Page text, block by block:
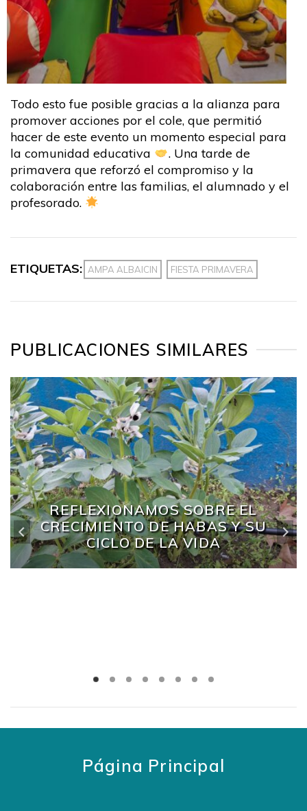
Todo esto fue posible gracias a la alianza para
promover acciones por el cole, que permitió
hacer de este evento un momento especial para
la comunidad educativa
. Una tarde de
primavera que reforzó el compromiso y la
colaboración entre las familias, el alumnado y el
profesorado.
ETIQUETAS: AMPA ALBAICIN FIESTA PRIMAVERA
PUBLICACIONES SIMILARES
REFLEXIONAMOS SOBRE EL
CRECIMIENTO DE HABAS Y SU
CICLO DE LA VIDA
Página Principal